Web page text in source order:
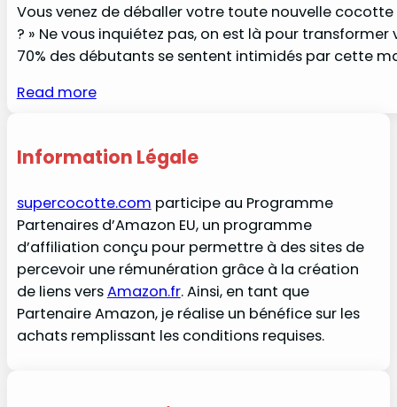
Vous venez de déballer votre toute nouvelle
? » Ne vous inquiétez pas, on est là pour
70% des débutants se sentent intimidés par cette
Read more
Information Légale
supercocotte.com participe au Programme
Partenaires d’Amazon EU, un programme
d’affiliation conçu pour permettre à des sites de
percevoir une rémunération grâce à la création
de liens versAmazon.fr. Ainsi, en tant que
Partenaire Amazon, je réalise un bénéfice sur les
achats remplissant les conditions requises.